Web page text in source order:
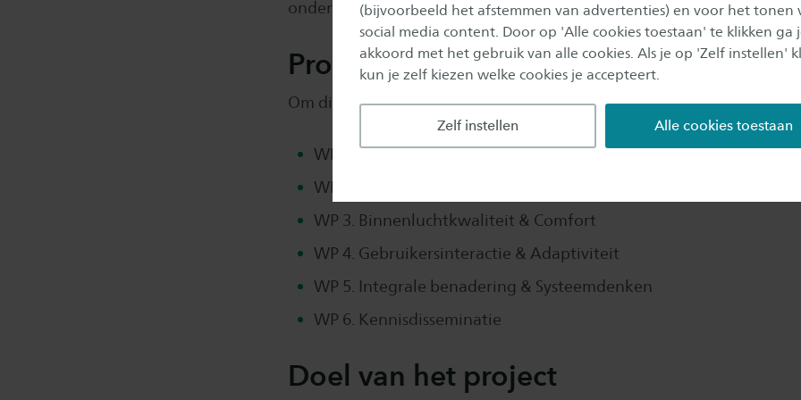
(bijvoorbeeld het afstemmen van advertenties) en voor het tonen
social media content. Door op 'Alle cookies toestaan' te klikken ga
akkoord met het gebruik van alle cookies. Als je op 'Zelf instellen'
kun je zelf kiezen welke cookies je accepteert.
Zelf instellen Alle cookies toestaan
ondersteunen.
Producten
Om dit te kunnen realiseren zijn zes werkpakketten (WP's)
WP1. Ruimtegebruik en Flexibiliteit.
WP 2. Energie & Systeemmanagement
WP 3. Binnenluchtkwaliteit & Comfort
WP 4. Gebruikersinteractie & Adaptiviteit
WP 5. Integrale benadering & Systeemdenken
WP 6. Kennisdisseminatie
Doel van het project